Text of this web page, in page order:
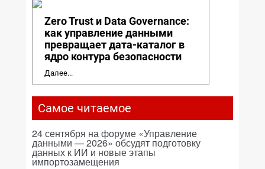
Zero Trust и Data Governance:
как управление данными
превращает дата-каталог в
ядро контура безопасности
Далее...
Самое читаемое
24 сентября на форуме «Управление
данными — 2026» обсудят подготовку
данных к ИИ и новые этапы
импортозамещения